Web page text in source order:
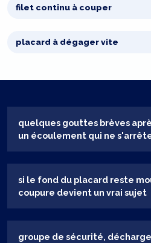
filet continu à couper
placard à dégager vite
quelques gouttes brèves
un écoulement qui ne
si le fond du placard reste
coupure devient un vrai sujet
groupe de sécurité,